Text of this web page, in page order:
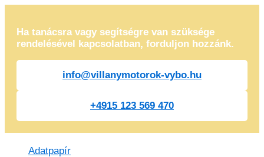
Ha tanácsra vagy segítségre van szüksége
rendelésével kapcsolatban, forduljon hozzánk.
info@villanymotorok-vybo.hu
+4915 123 569 470
Adatpapír